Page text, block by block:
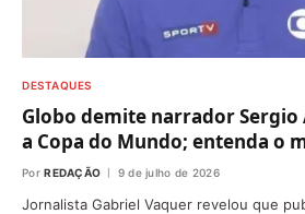
DESTAQUES
Globo demite narrador
a Copa do Mundo; entenda o
Por REDAÇÃO 9 de julho de 2026
Jornalista Gabriel Vaquer revelou que